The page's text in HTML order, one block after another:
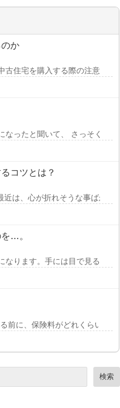
か
古住宅を購入する際の注意点
なったと聞いて、 さっそく勉
コツとは？
近は、心が折れそうな事ばかり
…。
なります。手には目で見ること
前に、保険料がどれくらいに
検索